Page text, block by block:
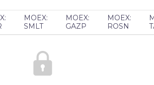
MOEX:
SMLT
MOEX:
GAZP
MOEX:
ROSN